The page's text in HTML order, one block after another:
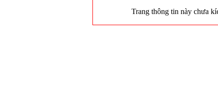
Trang thông tin này chưa